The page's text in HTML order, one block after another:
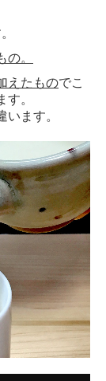
。
えたものでこ
。
ます。